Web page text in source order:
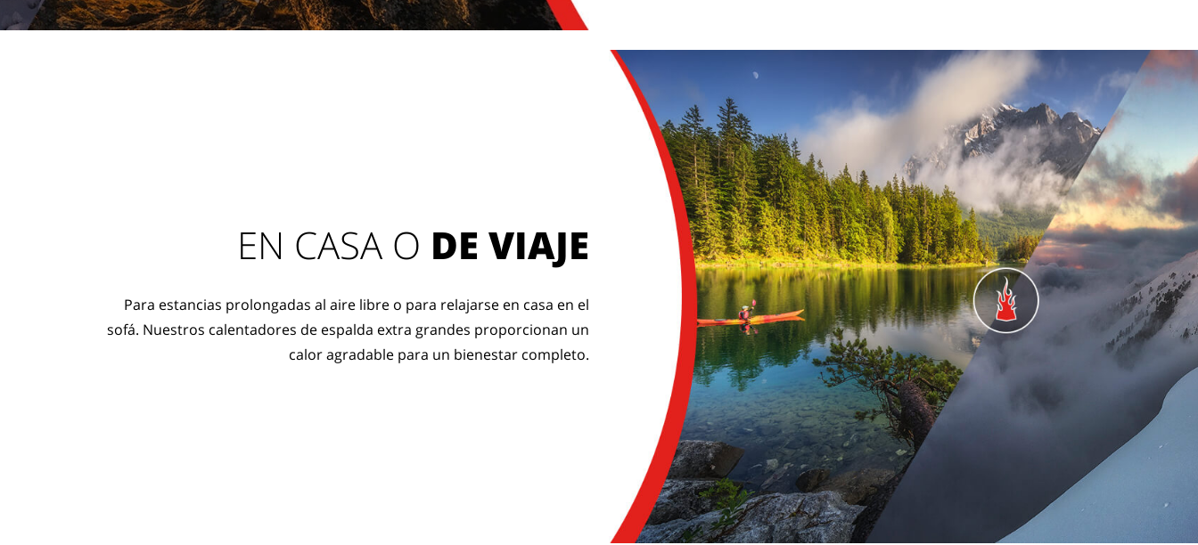
EN CASA O DE VIAJE
Para estancias prolongadas al aire libre o para relajarse en casa en el
sofá. Nuestros calentadores de espalda extra grandes proporcionan un
calor agradable para un bienestar completo.